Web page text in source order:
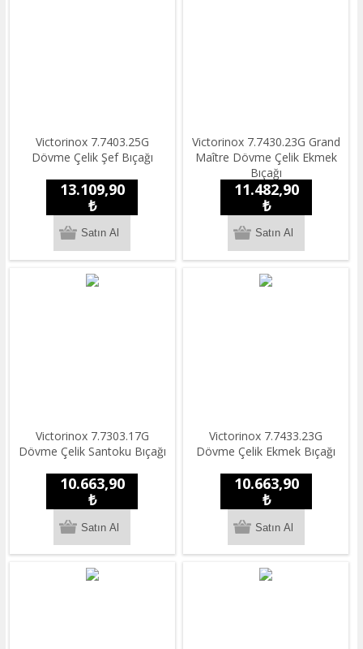
Victorinox 7.7403.25G
Dövme Çelik Şef Bıçağı
13.109,90
₺
Victorinox 7.7430.23G Grand
Maître Dövme Çelik Ekmek
Bıçağı
11.482,90
₺
Victorinox 7.7303.17G
Dövme Çelik Santoku Bıçağı
10.663,90
₺
Victorinox 7.7433.23G
Dövme Çelik Ekmek Bıçağı
10.663,90
₺